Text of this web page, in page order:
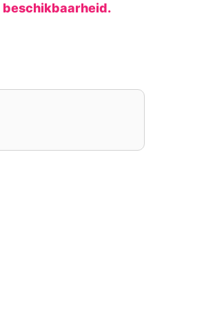
beschikbaarheid.